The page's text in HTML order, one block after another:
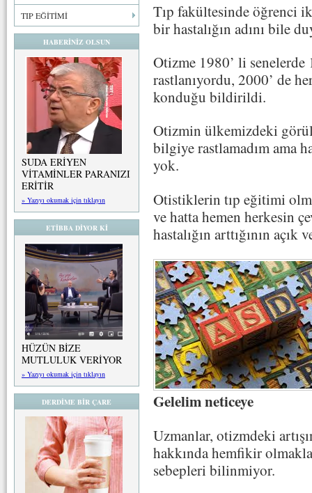
TIP EĞİTİMİ
HABERİNİZ OLSUN
SUDA ERİYEN
VİTAMİNLER PARANIZI
ERİTİR
» Yazıyı okumak için tıklayın
ETİBBA DİYOR Kİ
HÜZÜN BİZE
MUTLULUK VERİYOR
» Yazıyı okumak için tıklayın
DERDİME BİR ÇARE
Tıp fakültesinde öğrenci
bir hastalığın adını bile
Otizme 1980’ li
rastlanıyordu, 2000’ de
konduğu bildirildi.
Otizmin ülkemizdeki
bilgiye rastlamadım ama
yok.
Otistiklerin tıp eğitimi
ve hatta hemen herkesin
hastalığın arttığının açık
Gelelim neticeye
Uzmanlar, otizmdeki
hakkında hemfikir
sebepleri bilinmiyor.